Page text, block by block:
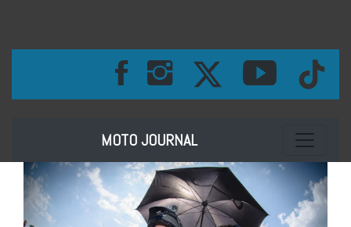
MOTO JOURNAL Toggle